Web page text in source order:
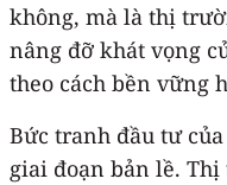
không, mà là thị
nâng đỡ khát vọng
theo cách bền vững
Bức tranh đầu tư
giai đoạn bản lề.